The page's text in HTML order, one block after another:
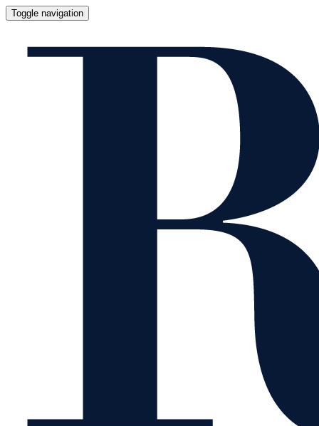
Toggle navigation